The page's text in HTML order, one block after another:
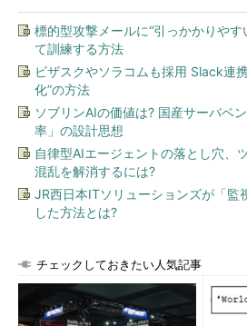
標的型攻撃メールに“引っかかりや
て訓練する方法
ビザスクやソラコムも採用 Slack連
化”の方法
ソブリンAIの価値は? 国産サーバベ
率」の設計思想
自律型AIエージェントの落とし穴、
混乱を解消するには?
JR西日本ITソリューションズが「監
した方法とは?
チェックしておきたい人気記事